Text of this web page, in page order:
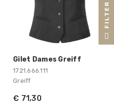
Gilet Dames Greiff
1721.666.111
Greiff
€ 71,30
R